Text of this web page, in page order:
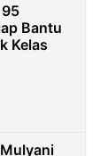
Bantu
Kelas